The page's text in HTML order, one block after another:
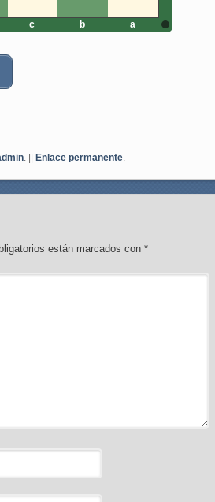
c b a
. || Enlace permanente.
están marcados con*